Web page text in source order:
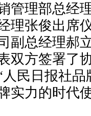
管理部总经
理张俊出席
副总经理郝
双方签署了
人民日报社
实力的时代